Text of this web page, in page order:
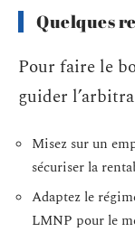
Quelques
Pour faire le
guider
Misez sur un
sécuriser la
Adaptez le
LMNP pour le